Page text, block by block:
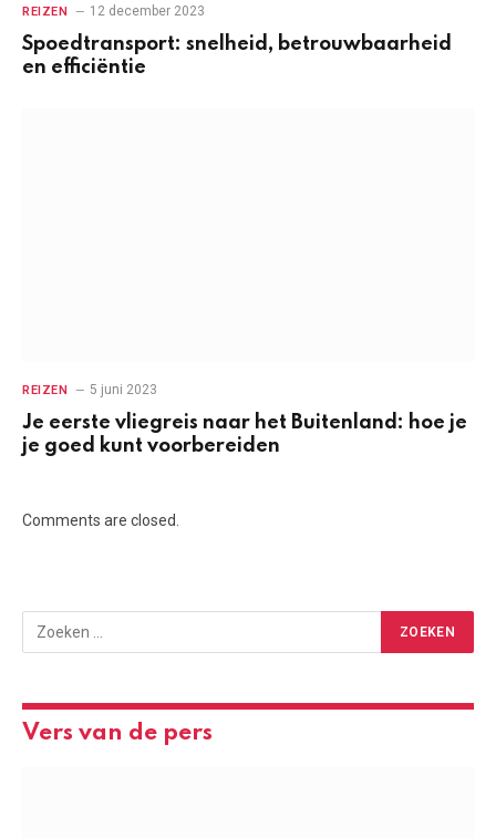
REIZEN 12 december 2023
Spoedtransport: snelheid, betrouwbaarheid
en efficiëntie
REIZEN 5 juni 2023
Je eerste vliegreis naar het Buitenland: hoe je
je goed kunt voorbereiden
Comments are closed.
Vers van de pers